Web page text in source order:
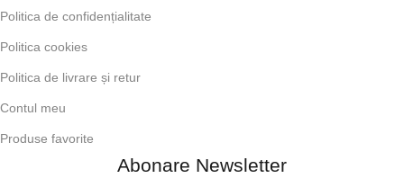
Politica de confidențialitate
Politica cookies
Politica de livrare și retur
Contul meu
Produse favorite
Abonare Newsletter